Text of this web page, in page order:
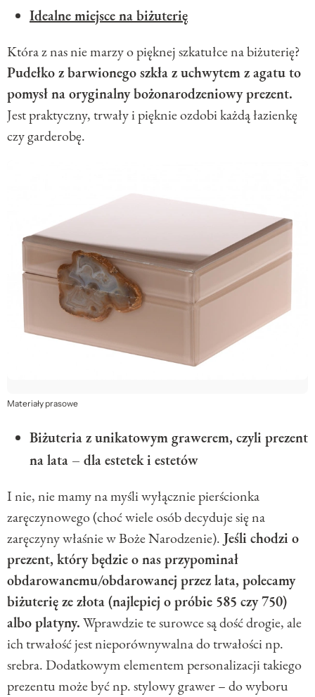
Idealne miejsce na biżuterię
Która z nas nie marzy o pięknej szkatułce na biżuterię?
Pudełko z barwionego szkła z uchwytem z agatu to
pomysł na oryginalny bożonarodzeniowy prezent.
Jest praktyczny, trwały i pięknie ozdobi każdą łazienkę
czy garderobę.
Materiały prasowe
Biżuteria z unikatowym grawerem, czyli prezent
na lata – dla estetek i estetów
I nie, nie mamy na myśli wyłącznie pierścionka
zaręczynowego (choć wiele osób decyduje się na
zaręczyny właśnie w Boże Narodzenie). Jeśli chodzi o
prezent, który będzie o nas przypominał
obdarowanemu/obdarowanej przez lata, polecamy
biżuterię ze złota (najlepiej o próbie 585 czy 750)
albo platyny.Wprawdzie te surowce są dość drogie, ale
ich trwałość jest nieporównywalna do trwałości np.
srebra. Dodatkowym elementem personalizacji takiego
prezentu może być np. stylowy grawer – do wyboru